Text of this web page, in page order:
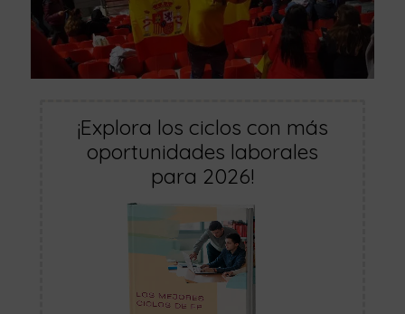
¡Explora los ciclos con más
oportunidades laborales
para 2026!